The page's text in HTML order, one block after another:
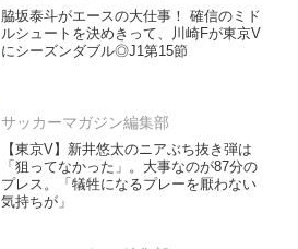
脇坂泰斗がエースの大仕事！ 確信のミド
ルシュートを決めきって、川崎Fが東京V
にシーズンダブル◎J1第15節
サッカーマガジン編集部
【東京V】新井悠太のニアぶち抜き弾は
「狙ってなかった」。大事なのが87分の
プレス。「犠牲になるプレーを厭わない
気持ちが」